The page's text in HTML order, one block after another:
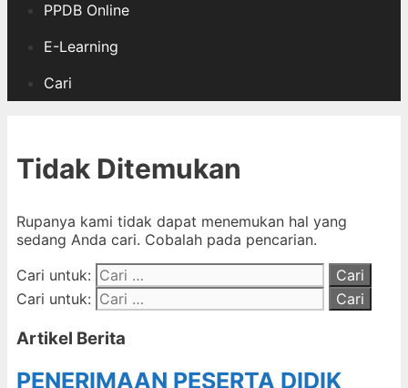
PPDB Online
E-Learning
Cari
Tidak Ditemukan
Rupanya kami tidak dapat menemukan hal yang
sedang Anda cari. Cobalah pada pencarian.
Cari untuk:
Cari untuk:
Artikel Berita
PENERIMAAN PESERTA DIDIK